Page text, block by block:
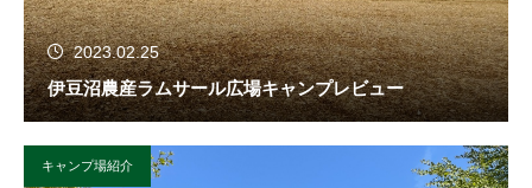
2023.02.25
伊豆沼農産ラムサール広場キャンプレビュー
キャンプ場紹介